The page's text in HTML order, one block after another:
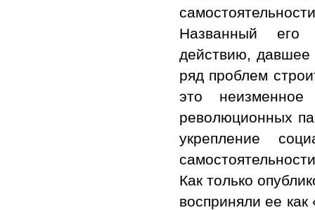
Названный
действию, давшее
ряд проблем
это
революционных
укрепление
Как только
восприняли ее